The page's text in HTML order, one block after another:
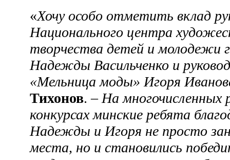
«Хочу особо отметить вклад
Национального центра
творчества детей и молодежи
Надежды Васильченко и
«Мельница моды» Игоря
Тихонов. –На многочисленных
конкурсах минские ребята
Надежды и Игоря не просто
места, но и становились